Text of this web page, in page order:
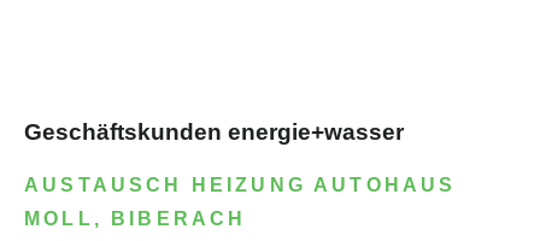
Geschäftskunden energie+wasser
AUSTAUSCH HEIZUNG AUTOHAUS
MOLL, BIBERACH